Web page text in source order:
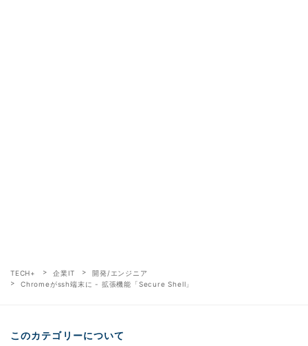
TECH+ 企業IT
開発/エンジニア
Chromeがssh端末に - 拡張機能「Secure Shell」
このカテゴリーについて